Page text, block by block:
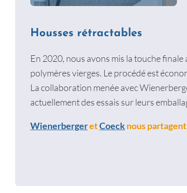
Housses rétractables
En 2020, nous avons mis la touche
polymères vierges. Le procédé est
La collaboration menée avec
actuellement des essais sur leurs
WienerbergeretCoecknous